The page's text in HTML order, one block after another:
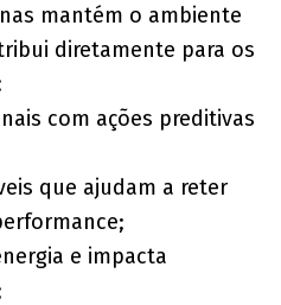
mantém o ambiente
diretamente para os
com ações preditivas
que ajudam a reter
e impacta